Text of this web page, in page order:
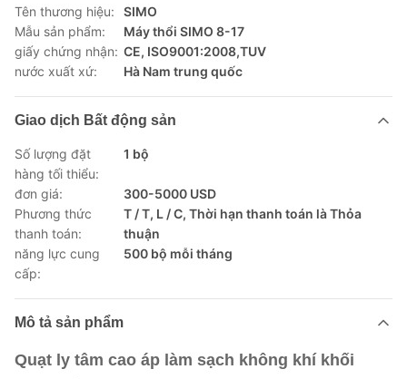
Tên thương hiệu:
SIMO
Mẫu sản phẩm:
Máy thổi SIMO 8-17
giấy chứng nhận: CE, ISO9001:2008,TUV
nước xuất xứ:
Hà Nam trung quốc
Giao dịch Bất động sản
Số lượng đặt
hàng tối thiểu:
1 bộ
đơn giá:
300-5000 USD
Phương thức
thanh toán:
T / T, L / C, Thời hạn thanh toán là Thỏa
thuận
năng lực cung
cấp:
500 bộ mỗi tháng
Mô tả sản phẩm
Quạt ly tâm cao áp làm sạch không khí khối